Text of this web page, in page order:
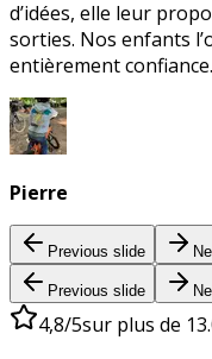
d’idées, elle leur
sorties. Nos enfants
entièrement
Pierre
Previous slide
Previous slide
4,8/5sur plus de